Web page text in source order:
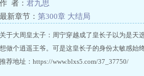
作 者： 君九思
最新章节： 第300章 大结局
关于大周皇太子：周宁穿越成了皇长子以为是天
想做个逍遥王爷。可是这皇长子的身份太敏感始
推荐地址：https://www.blxs5.com/37_37750/